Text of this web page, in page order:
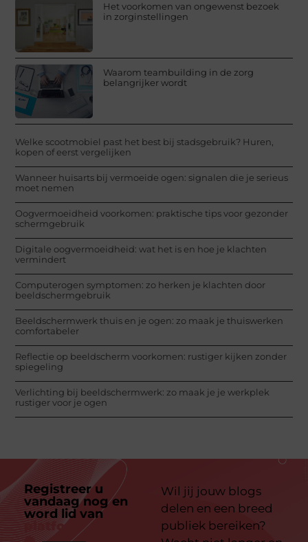
Het voorkomen van ongewenst bezoek
in zorginstellingen
Waarom teambuilding in de zorg
belangrijker wordt
Welke scootmobiel past het best bij stadsgebruik? Huren,
kopen of eerst vergelijken
Wanneer huisarts bij vermoeide ogen: signalen die je serieus
moet nemen
Oogvermoeidheid voorkomen: praktische tips voor gezonder
schermgebruik
Digitale oogvermoeidheid: wat het is en hoe je klachten
vermindert
Computerogen symptomen: zo herken je klachten door
beeldschermgebruik
Beeldschermwerk thuis en je ogen: zo maak je thuiswerken
comfortabeler
Reflectie op beeldscherm voorkomen: rustiger kijken zonder
spiegeling
Verlichting bij beeldschermwerk: zo maak je je werkplek
rustiger voor je ogen
Registreer u
vandaag nog en
word lid van
platform
Wil jij jouw blogs
delen en een breed
publiek bereiken?